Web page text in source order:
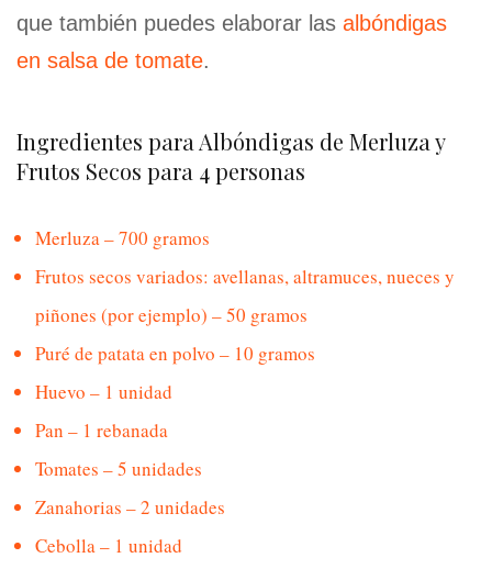
que también puedes elaborar las albóndigas
en salsa de tomate.
Ingredientes para Albóndigas de Merluza y
Frutos Secos para 4 personas
Merluza – 700 gramos
Frutos secos variados: avellanas, altramuces, nueces y
piñones (por ejemplo) – 50 gramos
Puré de patata en polvo – 10 gramos
Huevo – 1 unidad
Pan – 1 rebanada
Tomates – 5 unidades
Zanahorias – 2 unidades
Cebolla – 1 unidad